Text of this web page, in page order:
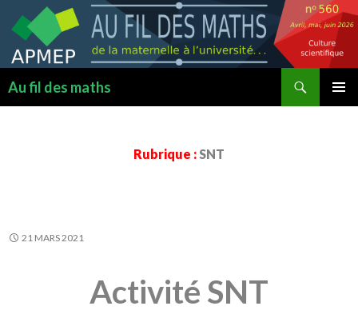
Au fil des maths
Rubrique :SNT
21 MARS 2021
Activité SNT